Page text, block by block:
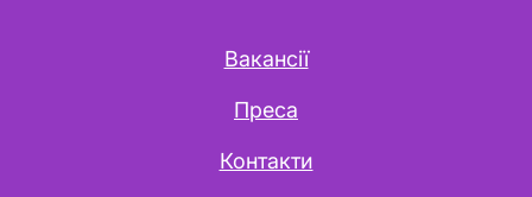
Вакансії
Преса
Контакти